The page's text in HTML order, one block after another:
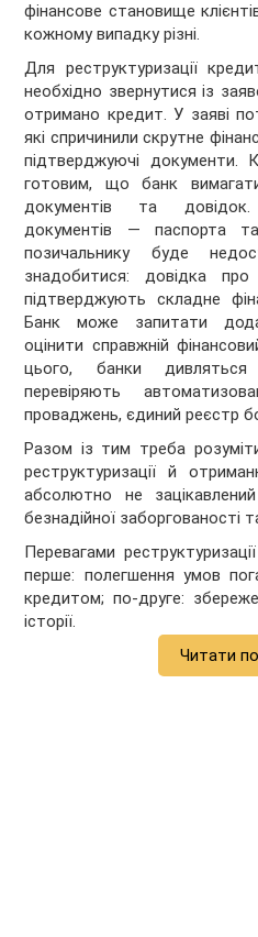
фінансове становище
кожному випадку різні.
Для реструктуризації
необхідно звернутися із
отримано кредит. У заяві
які спричинили скрутне
підтверджуючі документи.
готовим, що банк
документів та
документів — паспорта та
позичальнику буде
знадобитися: довідка
підтверджують складне
Банк може запитати
оцінити справжній
цього, банки
перевіряють
проваджень, єдиний реєстр
Разом із тим треба
реструктуризації й
абсолютно не
безнадійної заборгованості
Перевагами
перше: полегшення умов
кредитом; по-друге:
історії.
Читати